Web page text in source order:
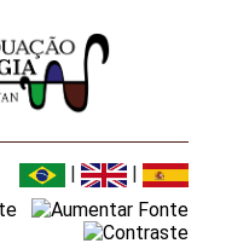
| |